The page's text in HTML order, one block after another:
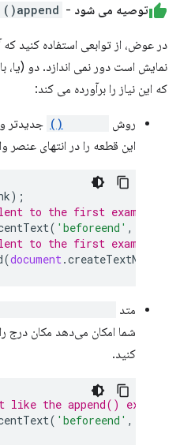
توصیه می شود -
append()
در عوض، از توابعی استفاده کنید
نمایش است دور نمی اندازد. دو (یا،
که این نیاز را برآورده می کند:
روش
جدیدتر
این قطعه را در انتهای عنصر
);
to the first example,
( 'beforeend' ,
to the first example,
(document.createTextNode
متد
شما امکان می‌دهد مکان درج را
کنید.
like the append()
( 'beforeend' ,